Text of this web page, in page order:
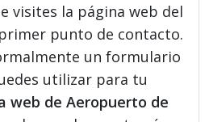
visites la página web del
punto de contacto.
un formulario
utilizar para tu
web de Aeropuerto de